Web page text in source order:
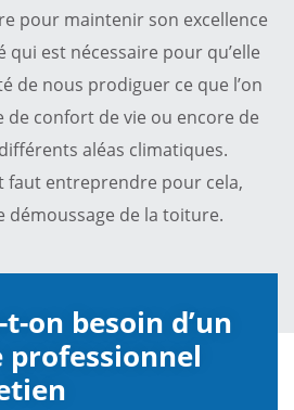
pour maintenir son excellence
qui est nécessaire pour qu’elle
de nous prodiguer ce que l’on
confort de vie ou encore de
aléas climatiques.
faut entreprendre pour cela,
démoussage de la toiture.
on besoin d’un